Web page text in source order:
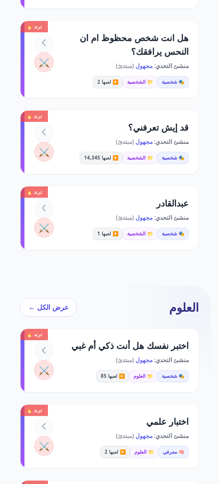
ترند 🔥
هل انت شخص محظوظ ام ان
النحس يرافقك؟
منشئ التحدي:مجهول (مبتدئ)
🎭 شخصية 📁 الشخصية ▶️ لعبها 2
⚔️
ترند 🔥
قد إيش تعرفني؟
منشئ التحدي:مجهول (مبتدئ)
🎭 شخصية 📁 الشخصية ▶️ لعبها 14,345 ⚔️
ترند 🔥
عبدالقادر
منشئ التحدي:مجهول (مبتدئ)
🎭 شخصية 📁 الشخصية ▶️ لعبها 1 ⚔️
العلوم عرض الكل ←
ترند 🔥
اختبر نفسك هل أنت ذكي أم غبي
منشئ التحدي:مجهول (مبتدئ)
🎭 شخصية 📁 العلوم ▶️ لعبها 85 ⚔️
ترند 🔥
اختبار علمي
منشئ التحدي:مجهول (مبتدئ)
🧠 معرفي 📁 العلوم ▶️ لعبها 2 ⚔️